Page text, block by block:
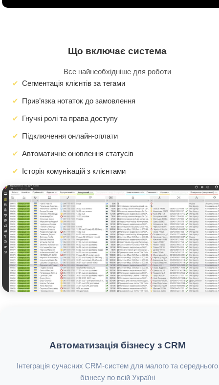
Що включає система
Все найнеобхідніше для роботи
Сегментація клієнтів за тегами
Прив’язка нотаток до замовлення
Гнучкі ролі та права доступу
Підключення онлайн-оплати
Автоматичне оновлення статусів
Історія комунікацій з клієнтами
Автоматизація бізнесу з CRM
Інтеграція сучасних CRM-систем для малого та середнього
бізнесу по всій Україні